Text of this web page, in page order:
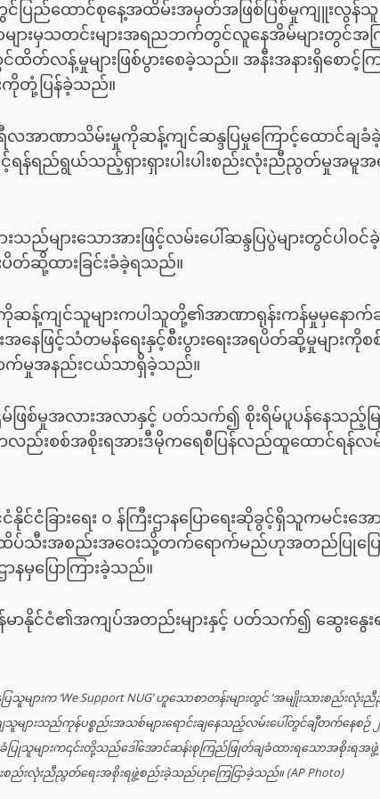
င်ပြည်ထောင်စုနေ့အထိမ်းအမှတ်အဖြစ်ပြစ်မှုကျူးလွန်သူ
ျားမှသတင်းများအရညဘက်တွင်လူနေအိမ်များတွင်အ
လန့်မှုများဖြစ်ပွားစေခဲ့သည်။ အနီးအနားရှိစောင့်ကြ
းကိုတုံ့ပြန်ခဲ့သည်။
အာဏာသိမ်းမှုကိုဆန့်ကျင်ဆန္ဒပြမှုကြောင့်ထောင်ချခံ
င့်ရန်ရည်ရွယ်သည့်ရှားရှားပါးပါးစည်းလုံးညီညွတ်မှုအမူ
များသောအားဖြင့်လမ်းပေါ်ဆန္ဒပြပွဲများတွင်ပါဝင်ခဲ့
းပိတ်ဆို့ထားခြင်းခံခဲ့ရသည်။
ဆန့်ကျင်သူများကပါသူတို့၏အာဏာရုန်းကန်မှုမှနောက်
အနေဖြင့်သံတမန်ရေးနှင့်စီးပွားရေးအရပိတ်ဆို့မှုများကို
က်မှုအနည်းငယ်သာရှိခဲ့သည်။
ဖြစ်မှုအလားအလာနှင့် ပတ်သက်၍ စိုးရိမ်ပူပန်နေသည့်မ
းကလည်းစစ်အစိုးရအားဒီမိုကရေစီပြန်လည်ထူထောင်ရန်လ
င်ငံခြားရေး ၀ န်ကြီးဌာနပြောရေးဆိုခွင့်ရှိသူကမင်
ပ်သီးအစည်းအဝေးသို့တက်ရောက်မည်ဟုအတည်ပြုပြ
ာနမှပြောကြားခဲ့သည်။
န်မာနိုင်ငံ၏အကျပ်အတည်းများနှင့် ပတ်သက်၍ ဆွေးနွေ
များက ‘We Support NUG’ ဟူသောစာတန်းများတွင် ‘အမျိုးသားစည်း
ားသည်ကုန်ပစ္စည်းအသစ်များရောင်းချနေသည့်လမ်းပေါ်တွင်ချီတက်နေစဉ် ၂၀
သူများက၎င်းတို့သည်ဒေါ်အောင်ဆန်းစုကြည်ဖြုတ်ချခံထားရသောအစိုးရအဖွဲ့
းစည်းလုံးညီညွတ်ရေးအစိုးရဖွဲ့စည်းခဲ့သည်ဟုကြေငြာခဲ့သည်။ (AP Photo)